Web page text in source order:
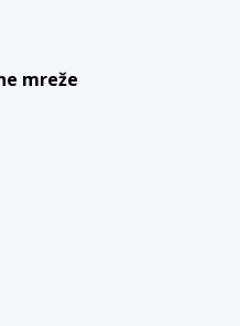
mreže